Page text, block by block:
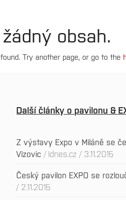
obsah.
Try another page, or go to the
Další články o pavilonu &
Z výstavy Expo v Miláně se
Vizovic Idnes.cz / 3.11.2015
Český pavilon EXPO se
/ 2.11.2015